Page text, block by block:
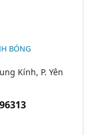
BÓNG
Kính, P. Yên